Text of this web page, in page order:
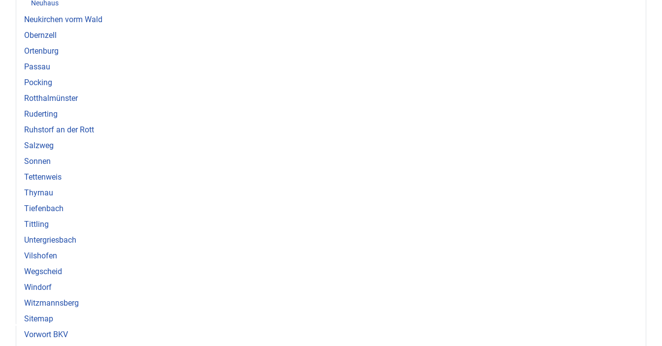
Neuhaus
Neukirchen vorm Wald
Obernzell
Ortenburg
Passau
Pocking
Rotthalmünster
Ruderting
Ruhstorf an der Rott
Salzweg
Sonnen
Tettenweis
Thyrnau
Tiefenbach
Tittling
Untergriesbach
Vilshofen
Wegscheid
Windorf
Witzmannsberg
Sitemap
Vorwort BKV